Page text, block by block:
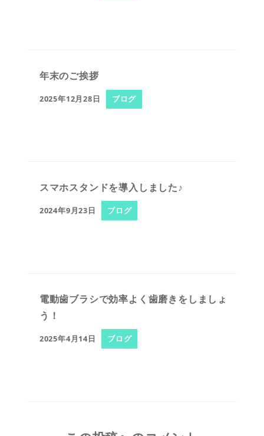
年末のご挨拶
2025年12月28日 ブログ
スマホスタンドを導入しました♪
2024年9月23日 ブログ
電動歯ブラシで効率よく歯磨きをしましょ
う！
2025年4月14日 ブログ